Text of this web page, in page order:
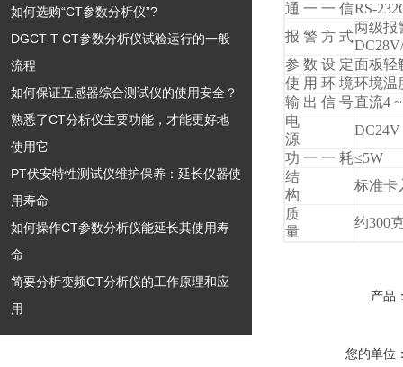
如何选购“CT参数分析仪”?
DGCT-T CT参数分析仪试验运行的一般
流程
如何保证互感器综合测试仪的使用安全？
熟悉了CT分析仪主要功能，才能更好地
使用它
PT伏安特性测试仪维护保养：延长仪器使
用寿命​
如何操作CT参数分析仪能延长其使用寿
命
简要分析变频CT分析仪的工作原理和应
用
通 一 一 信RS-
报 警 方 式
两级报
参 数 设 定面板轻
使 用 环 境环境温
输 出 信 号直流4
电
源
功 一 一 耗≤5W
结
构
标准卡
质
量
约300
产品
您的单位